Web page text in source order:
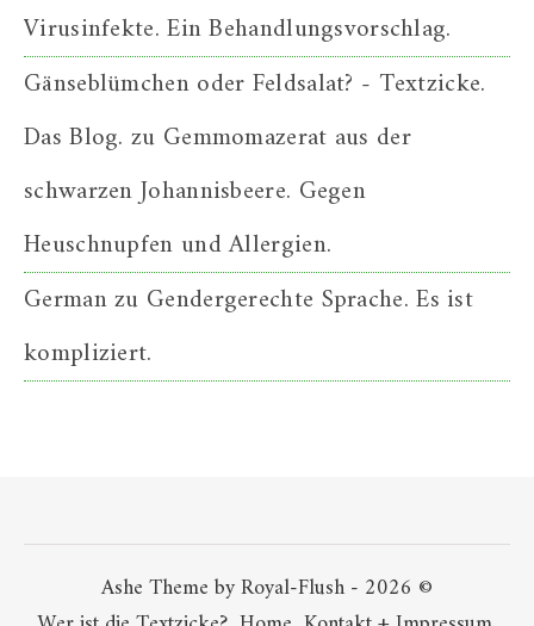
Virusinfekte. Ein Behandlungsvorschlag.
Gänseblümchen oder Feldsalat? - Textzicke.
Das Blog. zu Gemmomazerat aus der
schwarzen Johannisbeere. Gegen
Heuschnupfen und Allergien.
Germanzu Gendergerechte Sprache. Es ist
kompliziert.
Ashe Theme by Royal-Flush - 2026 ©